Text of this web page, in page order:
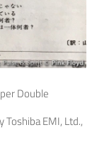
Double
EMI, Ltd.,